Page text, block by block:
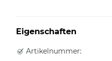
Eigenschaften
Artikelnummer: